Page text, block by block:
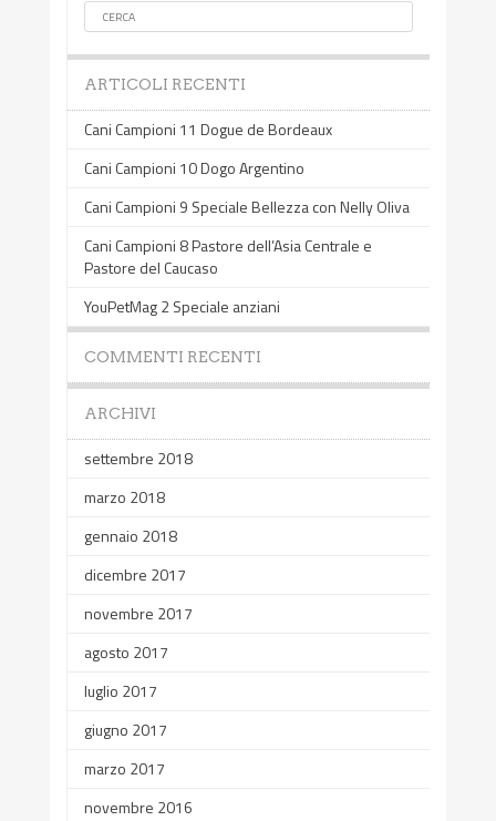
ARTICOLI RECENTI
Cani Campioni 11 Dogue de Bordeaux
Cani Campioni 10 Dogo Argentino
Cani Campioni 9 Speciale Bellezza con Nelly Oliva
Cani Campioni 8 Pastore dell’Asia Centrale e
Pastore del Caucaso
YouPetMag 2 Speciale anziani
COMMENTI RECENTI
ARCHIVI
settembre 2018
marzo 2018
gennaio 2018
dicembre 2017
novembre 2017
agosto 2017
luglio 2017
giugno 2017
marzo 2017
novembre 2016